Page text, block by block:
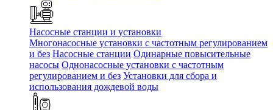
Насосные станции и установки
Многонасосные установки с частотным регулированием
и без Насосные станции Одинарные повысительные
насосы Однонасосные установки с частотным
регулированием и без Установки для сбора и
использования дождевой воды